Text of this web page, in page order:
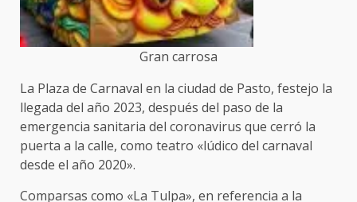
Gran carrosa
La Plaza de Carnaval en la ciudad de Pasto, festejo la
llegada del año 2023, después del paso de la
emergencia sanitaria del coronavirus que cerró la
puerta a la calle, como teatro «lúdico del carnaval
desde el año 2020».
Comparsas como «La Tulpa», en referencia a la